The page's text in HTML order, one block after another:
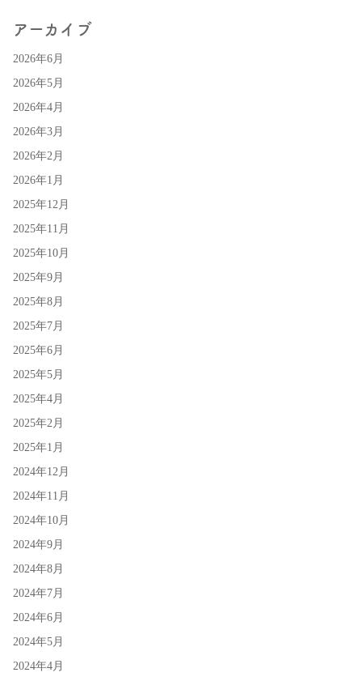
アーカイブ
2026年6月
2026年5月
2026年4月
2026年3月
2026年2月
2026年1月
2025年12月
2025年11月
2025年10月
2025年9月
2025年8月
2025年7月
2025年6月
2025年5月
2025年4月
2025年2月
2025年1月
2024年12月
2024年11月
2024年10月
2024年9月
2024年8月
2024年7月
2024年6月
2024年5月
2024年4月